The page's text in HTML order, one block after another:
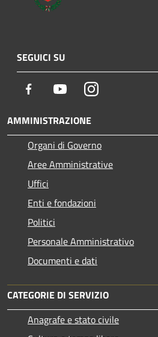
SEGUICI SU
Facebook YoutubeInstagram
AMMINISTRAZIONE
Organi di Governo
Aree Amministrative
Uffici
Enti e fondazioni
Politici
Personale Amministrativo
Documenti e dati
CATEGORIE DI SERVIZIO
Anagrafe e stato civile